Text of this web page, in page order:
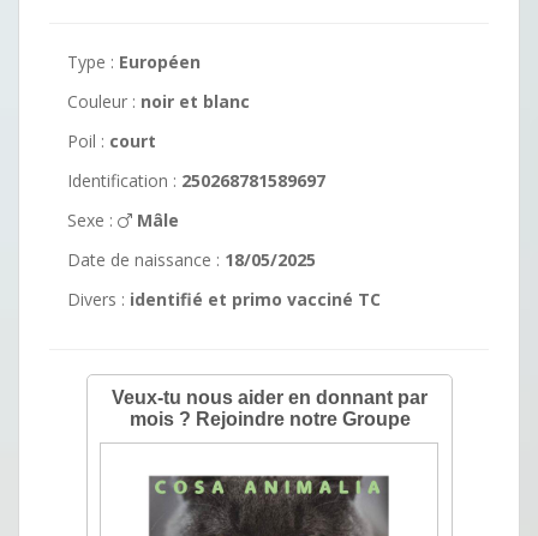
Type : Européen
Couleur : noir et blanc
Poil : court
Identification : 250268781589697
Sexe :
Mâle
Date de naissance : 18/05/2025
Divers : identifié et primo vacciné TC